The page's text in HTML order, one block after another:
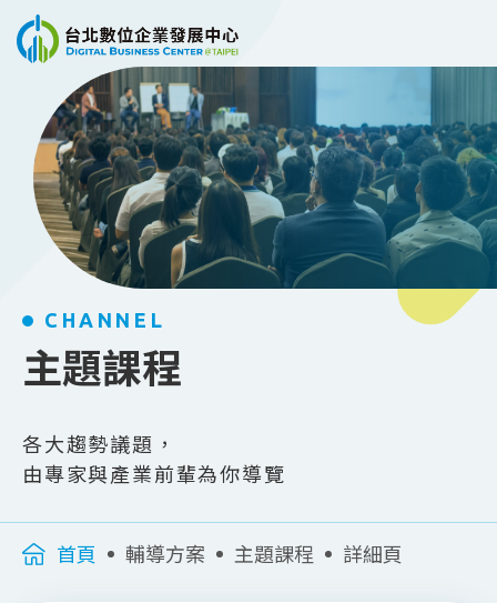
跳到主要內容
CHANNEL
主題課程
各大趨勢議題，
由專家與產業前輩為你導覽
首頁 輔導方案 主題課程 詳細頁